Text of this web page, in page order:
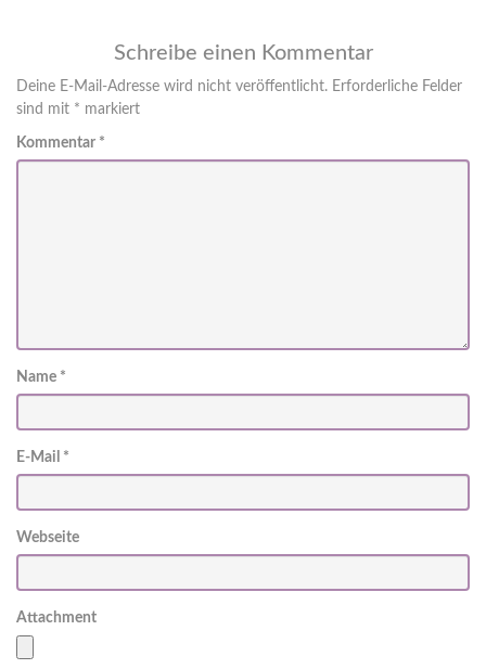
Schreibe einen Kommentar
Deine E-Mail-Adresse wird nicht veröffentlicht. Erforderliche Felder
sind mit * markiert
Kommentar *
Name *
E-Mail *
Webseite
Attachment